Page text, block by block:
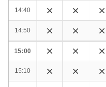
14:40
14:50
15:00
15:10